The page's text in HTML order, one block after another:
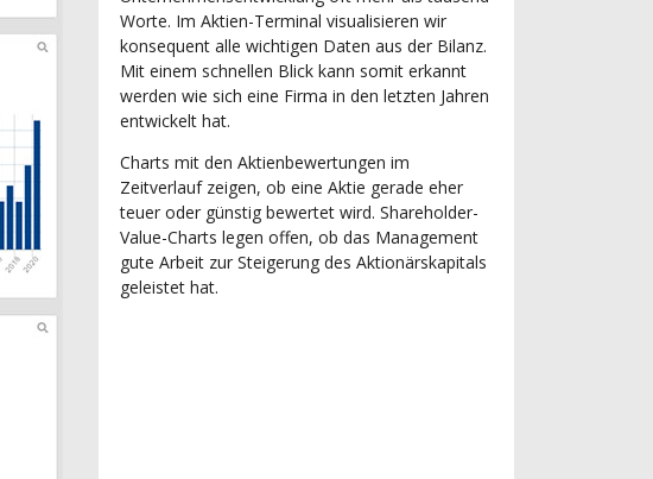
Worte. Im Aktien-Terminal visualisieren wir
konsequent alle wichtigen Daten aus der Bilanz.
Mit einem schnellen Blick kann somit erkannt
werden wie sich eine Firma in den letzten Jahren
entwickelt hat.
Charts mit den Aktienbewertungen im
Zeitverlauf zeigen, ob eine Aktie gerade eher
teuer oder günstig bewertet wird. Shareholder-
Value-Charts legen offen, ob das Management
gute Arbeit zur Steigerung des Aktionärskapitals
geleistet hat.